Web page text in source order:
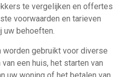
te vergelijken en offertes
voorwaarden en tarieven
uw behoeften.
worden gebruikt voor diverse
een huis, het starten van